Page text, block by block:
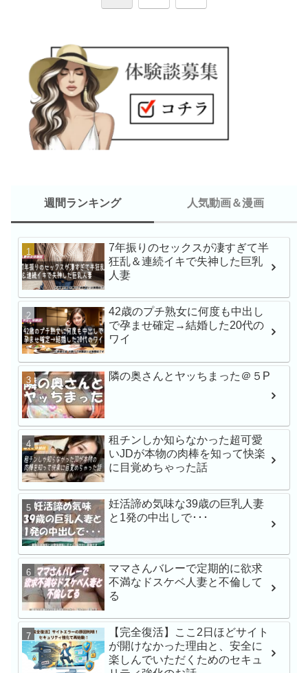
週間ランキング
7年振りのセックスが凄すぎて半
狂乱＆連続イキで失神した巨乳
人妻
42歳のプチ熟女に何度も中出し
で孕ませ確定→結婚した20代の
ワイ
隣の奥さんとヤッちまった＠５P
租チンしか知らなかった超可愛
いJDが本物の肉棒を知って快楽
に目覚めちゃった話
妊活諦め気味な39歳の巨乳人妻
と1発の中出しで･･･
ママさんバレーで定期的に欲求
不満なドスケベ人妻と不倫して
る
【完全復活】ここ2日ほどサイト
が開けなかった理由と、安全に
楽しんでいただくためのセキュ
人気動画＆漫画
新人NO.1 STYLE 最
瀬戸環奈AVデビュー
最強ヒロインAV初体
MFCS-149 刺激を求
Gcup元カノ あまちゅ
REC＃みき＃OL
苦手な同僚と飲み会帰
小湊よつ葉
レが過ぎる】立場逆転
ブSEX 石川澪
【VR】【8K】矢埜愛
禁。芸能人の彼女とキ
のいちゃらぶ同棲生活